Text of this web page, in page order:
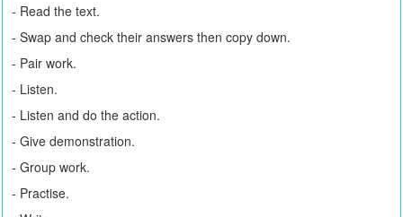
- Read the text.
- Swap and check their answers then copy down.
- Pair work.
- Listen.
- Listen and do the action.
- Give demonstration.
- Group work.
- Practise.